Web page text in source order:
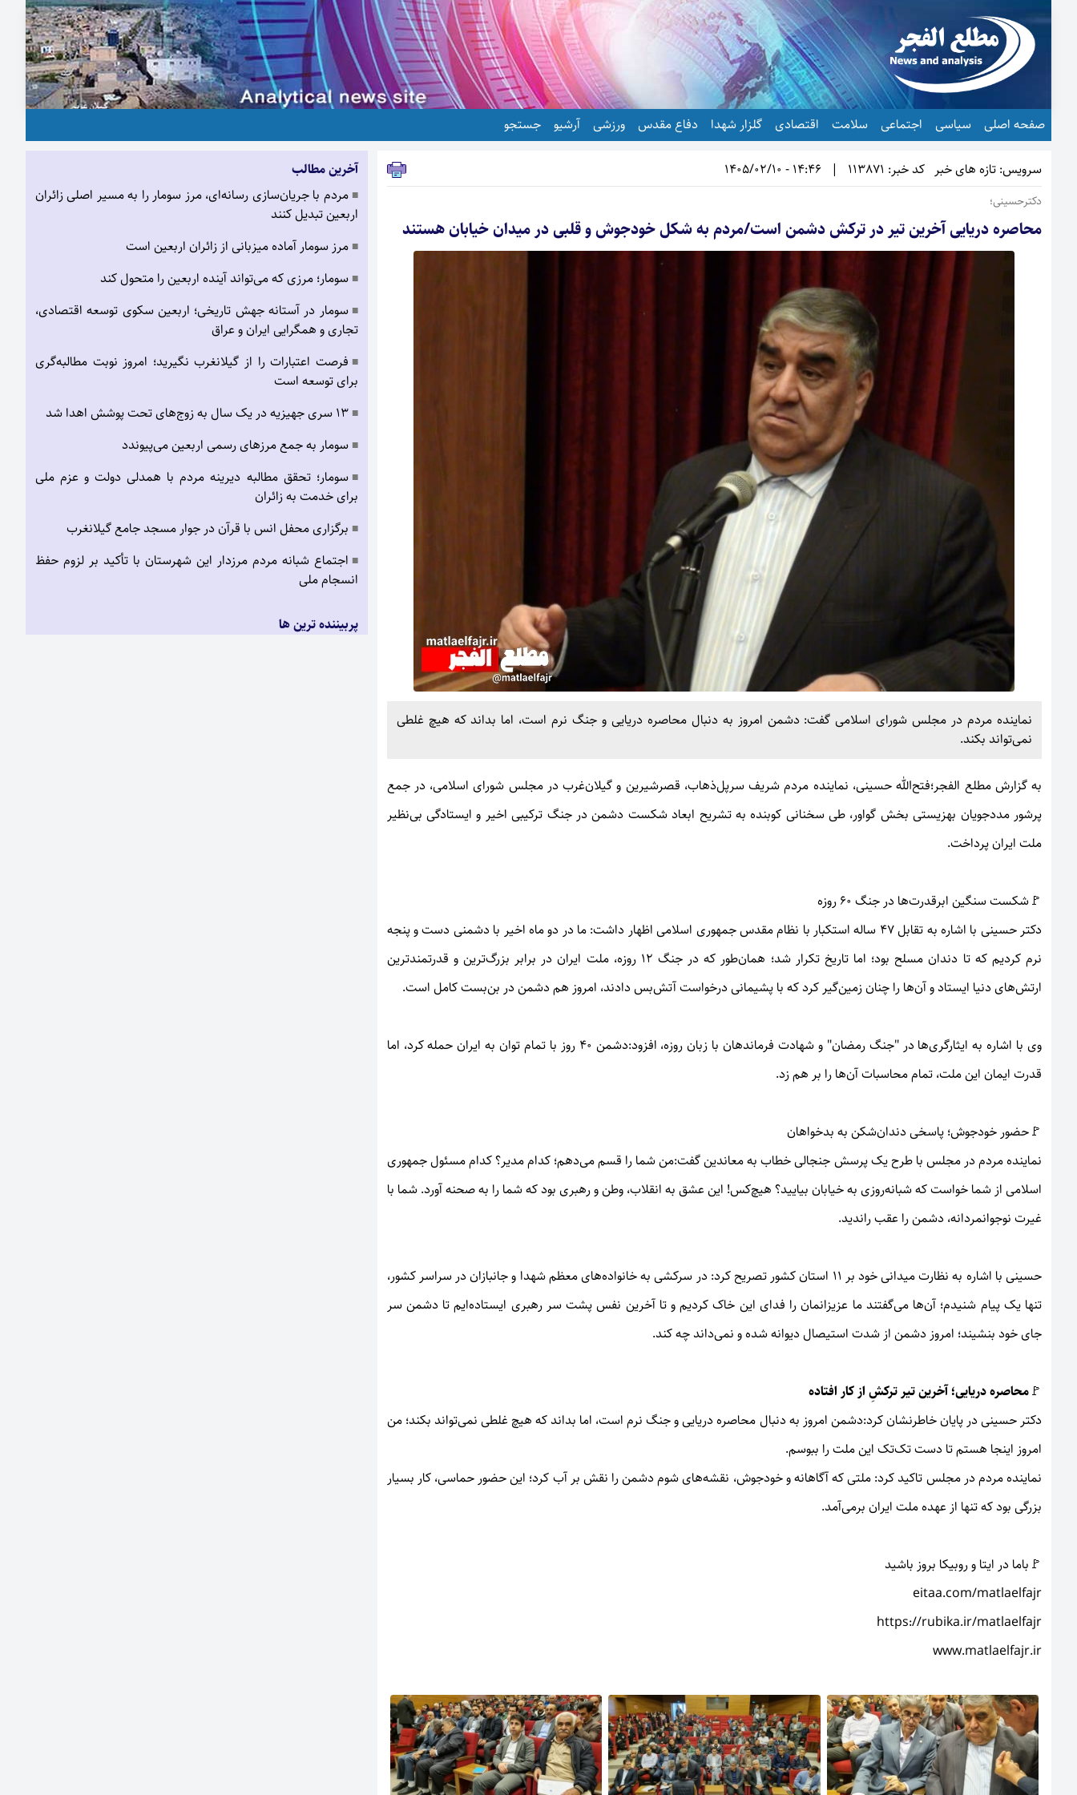
صفحه اصلی سیاسی اجتماعی سلامت اقتصادی گلزار شهدا دفاع مقدس ورزشی آرشیو جستجو
سرویس: تازه های خبر کد خبر: 113871 |
14:46 - 1405/02/10
دکترحسینی؛
محاصره دریایی آخرین تیر در ترکش دشمن است/مردم به شکل خودجوش و قلبی در میدان خیابان هستند
نماینده مردم در مجلس شورای اسلامی گفت: دشمن امروز به دنبال محاصره دریایی و جنگ نرم است، اما بداند که هیچ غلطی
نمی‌تواند بکند.
به گزارشمطلع الفجر؛فتح‌الله حسینی، نماینده مردم شریف سرپل‌ذهاب، قصرشیرین و گیلان‌غرب در مجلس شورای اسلامی، در جمع
پرشور مددجویان بهزیستی بخش گواور، طی سخنانی کوبنده به تشریح ابعاد شکست دشمن در جنگ ترکیبی اخیر و ایستادگی بی‌نظیر
ملت ایران پرداخت.
🚩شکست سنگین ابرقدرت‌ها در جنگ ۶۰ روزه
دکتر حسینی با اشاره به تقابل ۴۷ ساله استکبار با نظام مقدس جمهوری اسلامی اظهار داشت: ما در دو ماه اخیر با دشمنی دست و پنجه
نرم کردیم که تا دندان مسلح بود؛ اما تاریخ تکرار شد؛ همان‌طور که در جنگ ۱۲ روزه، ملت ایران در برابر بزرگ‌ترین و قدرتمندترین
ارتش‌های دنیا ایستاد و آن‌ها را چنان زمین‌گیر کرد که با پشیمانی درخواست آتش‌بس دادند، امروز هم دشمن در بن‌بست کامل است.
وی با اشاره به ایثارگری‌ها در "جنگ رمضان" و شهادت فرماندهان با زبان روزه، افزود:دشمن ۴۰ روز با تمام توان به ایران حمله کرد، اما
قدرت ایمان این ملت، تمام محاسبات آن‌ها را بر هم زد.
🚩حضور خودجوش؛ پاسخی دندان‌شکن به بدخواهان
نماینده مردم در مجلس با طرح یک پرسش جنجالی خطاب به معاندین گفت:من شما را قسم می‌دهم؛ کدام مدیر؟ کدام مسئول جمهوری
اسلامی از شما خواست که شبانه‌روزی به خیابان بیایید؟ هیچ‌کس! این عشق به انقلاب، وطن و رهبری بود که شما را به صحنه آورد. شما با
غیرت نوجوانمردانه، دشمن را عقب راندید.
حسینی با اشاره به نظارت میدانی خود بر ۱۱ استان کشور تصریح کرد: در سرکشی به خانواده‌های معظم شهدا و جانبازان در سراسر کشور،
تنها یک پیام شنیدم؛ آن‌ها می‌گفتند ما عزیزانمان را فدای این خاک کردیم و تا آخرین نفس پشت سر رهبری ایستاده‌ایم تا دشمن سر
جای خود بنشیند؛ امروز دشمن از شدت استیصال دیوانه شده و نمی‌داند چه کند.
🚩محاصره دریایی؛ آخرین تیر ترکشِ از کار افتاده
دکتر حسینی در پایان خاطرنشان کرد:دشمن امروز به دنبال محاصره دریایی و جنگ نرم است، اما بداند که هیچ غلطی نمی‌تواند بکند؛ من
امروز اینجا هستم تا دست تک‌تک این ملت را ببوسم.
نماینده مردم در مجلس تاکید کرد: ملتی که آگاهانه و خودجوش، نقشه‌های شوم دشمن را نقش بر آب کرد؛ این حضور حماسی، کار بسیار
بزرگی بود که تنها از عهده ملت ایران برمی‌آمد.
🚩باما در ایتا و روبیکا بروز باشید
eitaa.com/matlaelfajr
https://rubika.ir/matlaelfajr
www.matlaelfajr.ir
آخرین مطالب
■ مردم با جریان‌سازی رسانه‌ای، مرز سومار را به مسیر اصلی زائران
اربعین تبدیل کنند
■ مرز سومار آماده میزبانی از زائران اربعین است
■ سومار؛ مرزی که می‌تواند آینده اربعین را متحول کند
■ سومار در آستانه جهش تاریخی؛ اربعین سکوی توسعه اقتصادی،
تجاری و همگرایی ایران و عراق
■ فرصت اعتبارات را از گیلانغرب نگیرید؛ امروز نوبت مطالبه‌گری
برای توسعه است
■ ۱۳ سری جهیزیه در یک سال به زوج‌های تحت پوشش اهدا شد
■ سومار به جمع مرزهای رسمی اربعین می‌پیوندد
■ سومار؛ تحقق مطالبه دیرینه مردم با همدلی دولت و عزم ملی
برای خدمت به زائران
■ برگزاری محفل انس با قرآن در جوار مسجد جامع گیلانغرب
■ اجتماع شبانه مردم مرزدار این شهرستان با تأکید بر لزوم حفظ
انسجام ملی
پربیننده ترین ها